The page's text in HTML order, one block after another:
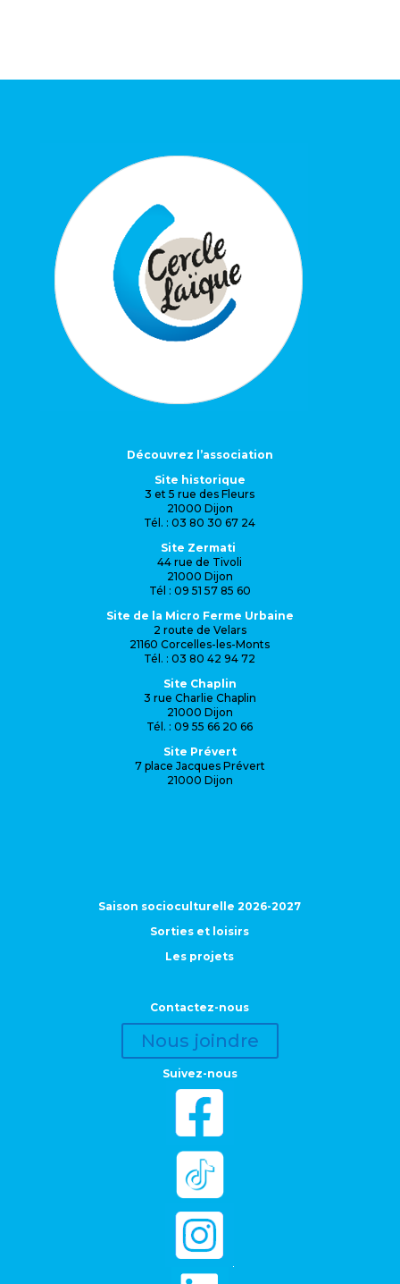
Découvrez l’association
Site historique
3 et 5 rue des Fleurs
21000 Dijon
Tél. : 03 80 30 67 24
Site Zermati
44 rue de Tivoli
21000 Dijon
Tél : 09 51 57 85 60
Site de la Micro Ferme Urbaine
2 route de Velars
21160 Corcelles-les-Monts
Tél. : 03 80 42 94 72
Site Chaplin
3 rue Charlie Chaplin
21000 Dijon
Tél. : 09 55 66 20 66
Site Prévert
7 place Jacques Prévert
21000 Dijon
Saison socioculturelle 2026-2027
Sorties et loisirs
Les projets
Contactez-nous
Nous joindre
Suivez-nous